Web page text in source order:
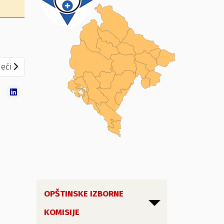
članak: Rješenje, broj: 842/23-1
OPŠTINSKE IZBORNE
KOMISIJE